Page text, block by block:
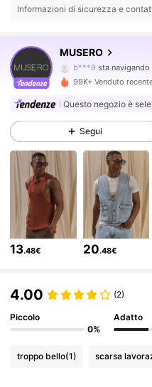
Informazioni di sicurezza e
MUSERO
b***9 sta navigando
4.79
163K Follower
4.79 163K Follower
163K Follower
4.79 163K Follower
163K Follower
99K+ Venduto
Questo negozio è
Segui
13.48€ 20.48€
4.00 (2)
Piccolo
0%
Adatto
troppo bello(1) scarsa